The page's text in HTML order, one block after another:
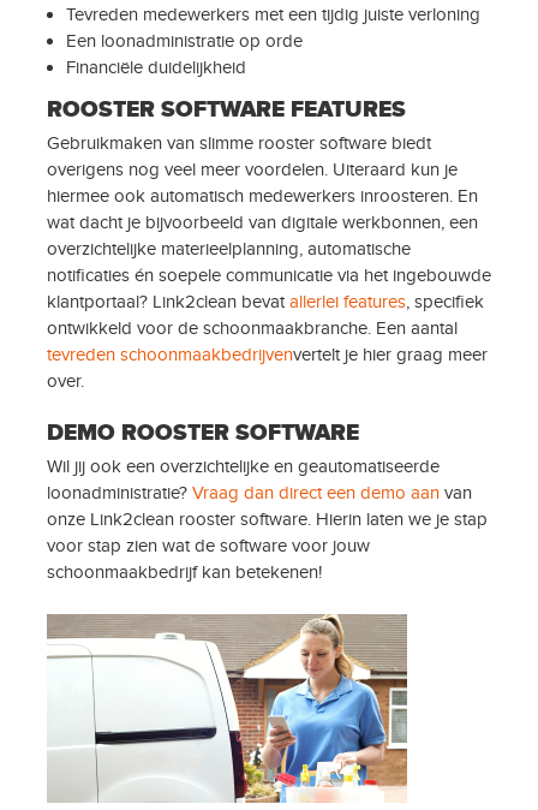
Tevreden medewerkers met een tijdig juiste verloning
Een loonadministratie op orde
Financiële duidelijkheid
ROOSTER SOFTWARE FEATURES
Gebruikmaken van slimme rooster software biedt
overigens nog veel meer voordelen. Uiteraard kun je
hiermee ook automatisch medewerkers inroosteren. En
wat dacht je bijvoorbeeld van digitale werkbonnen, een
overzichtelijke materieelplanning, automatische
notificaties én soepele communicatie via het ingebouwde
klantportaal? Link2clean bevatallerlei features, specifiek
ontwikkeld voor de schoonmaakbranche. Een aantal
tevreden schoonmaakbedrijvenvertelt je hier graag meer
over.
DEMO ROOSTER SOFTWARE
Wil jij ook een overzichtelijke en geautomatiseerde
loonadministratie? Vraag dan direct een demo aan van
onze Link2clean rooster software. Hierin laten we je stap
voor stap zien wat de software voor jouw
schoonmaakbedrijf kan betekenen!